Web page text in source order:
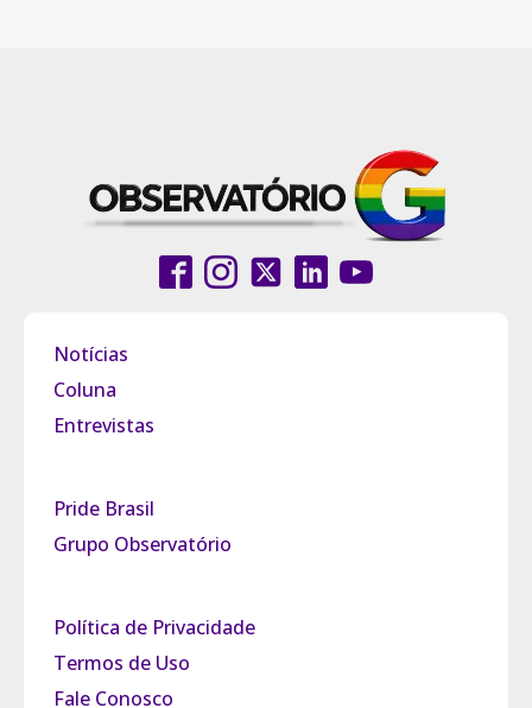
Notícias
Coluna
Entrevistas
Pride Brasil
Grupo Observatório
Política de Privacidade
Termos de Uso
Fale Conosco